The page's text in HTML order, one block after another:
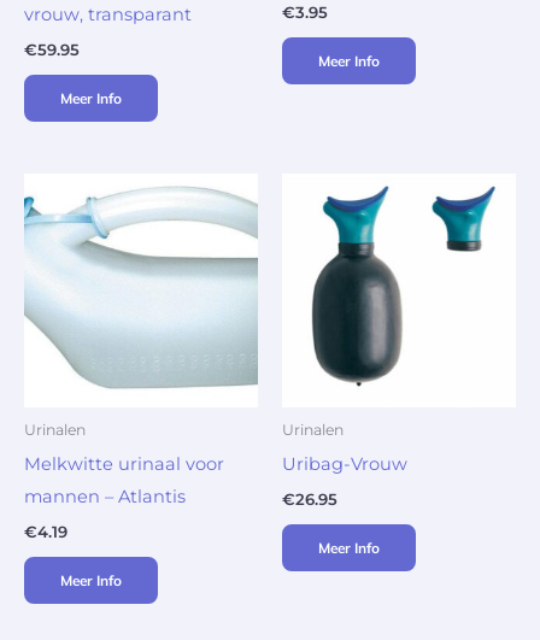
vrouw, transparant
€59.95
Meer Info
€3.95
Meer Info
Urinalen
Melkwitte urinaal voor
mannen – Atlantis
€4.19
Meer Info
Urinalen
Uribag-Vrouw
€26.95
Meer Info